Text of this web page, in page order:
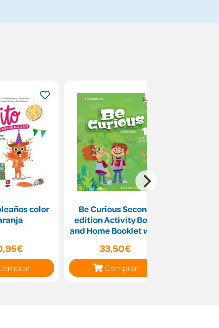
color
Be Curious Second
edition Activity Book
and Home Booklet with
33,50€
Comprar